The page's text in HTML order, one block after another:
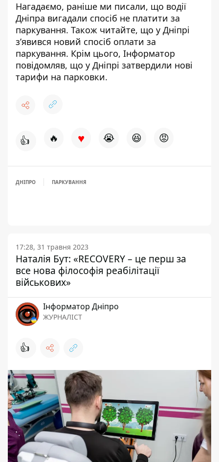
Нагадаємо, раніше ми писали, що водії
Дніпра вигадали спосіб не платити за
паркування. Також читайте, що у Дніпрі
з’явився новий спосіб оплати за
паркування. Крім цього, Інформатор
повідомляв, що у Дніпрі затвердили нові
тарифи на парковки.
👍 🔥 ♥ 😭 😆 😡
ДНІПРО ПАРКУВАННЯ
17:28, 31 травня 2023
Наталія Бут: «RECOVERY – це перш за
все нова філософія реабілітації
військових»
Інформатор Дніпро
ЖУРНАЛІСТ
👍